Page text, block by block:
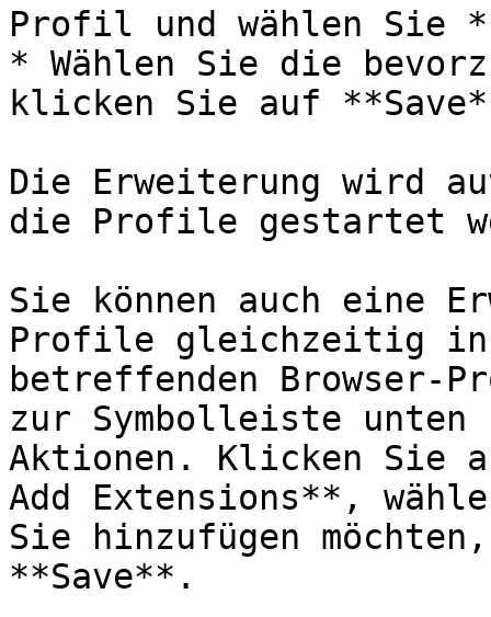
Profil und wählen Sie
* Wählen Sie die
klicken Sie auf
Die Erweiterung wird
die Profile gestartet
Sie können auch eine
Profile gleichzeitig
betreffenden Browser-
zur Symbolleiste unten
Aktionen. Klicken Sie
Add Extensions**,
Sie hinzufügen
**Save**.